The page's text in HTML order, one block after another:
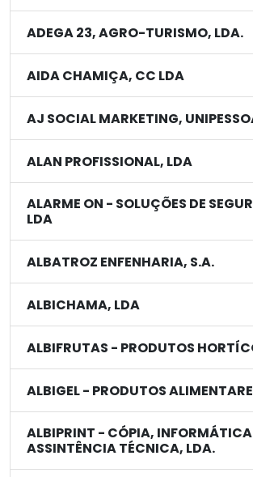
ADEGA 23, AGRO-TURISMO, LDA.
AIDA CHAMIÇA, CC LDA
AJ SOCIAL MARKETING,
ALAN PROFISSIONAL, LDA
ALARME ON - SOLUÇÕES DE
LDA
ALBATROZ ENFENHARIA, S.A.
ALBICHAMA, LDA
ALBIFRUTAS - PRODUTOS
ALBIGEL - PRODUTOS
ALBIPRINT - CÓPIA, INFORMÁTICA
ASSINTÊNCIA TÉCNICA, LDA.